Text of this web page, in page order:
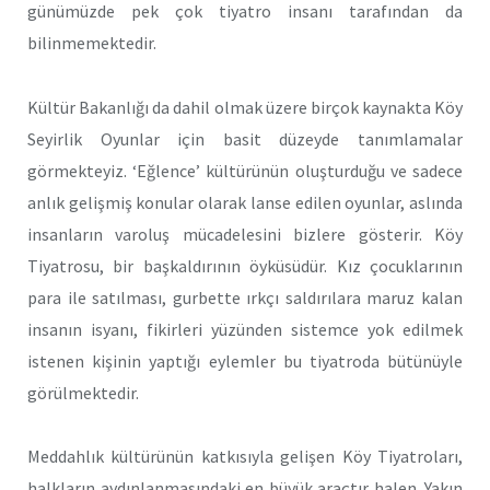
günümüzde pek çok tiyatro insanı tarafından da
bilinmemektedir.
Kültür Bakanlığı da dahil olmak üzere birçok kaynakta Köy
Seyirlik Oyunlar için basit düzeyde tanımlamalar
görmekteyiz. ‘Eğlence’ kültürünün oluşturduğu ve sadece
anlık gelişmiş konular olarak lanse edilen oyunlar, aslında
insanların varoluş mücadelesini bizlere gösterir. Köy
Tiyatrosu, bir başkaldırının öyküsüdür. Kız çocuklarının
para ile satılması, gurbette ırkçı saldırılara maruz kalan
insanın isyanı, fikirleri yüzünden sistemce yok edilmek
istenen kişinin yaptığı eylemler bu tiyatroda bütünüyle
görülmektedir.
Meddahlık kültürünün katkısıyla gelişen Köy Tiyatroları,